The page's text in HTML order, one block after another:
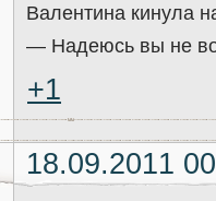
Валентина кинула
— Надеюсь вы не
+1
18.09.2011